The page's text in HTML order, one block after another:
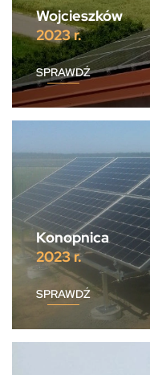
Wojcieszków
2023 r.
SPRAWDŹ
Konopnica
2023 r.
SPRAWDŹ